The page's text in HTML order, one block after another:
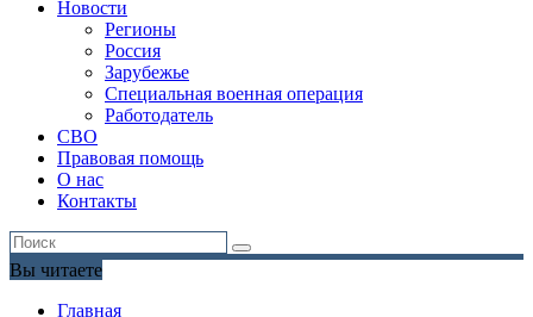
Новости
Регионы
Россия
Зарубежье
Специальная военная операция
Работодатель
СВО
Правовая помощь
О нас
Контакты
Вы читаете
Главная